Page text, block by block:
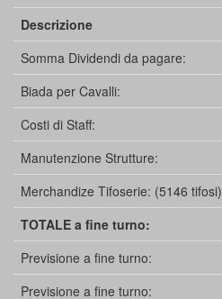
Descrizione
Somma Dividendi da pagare:
Biada per Cavalli:
Costi di Staff:
Manutenzione Strutture:
Merchandize Tifoserie: (5146 tifosi)
TOTALE a fine turno:
Previsione a fine turno:
Previsione a fine turno: